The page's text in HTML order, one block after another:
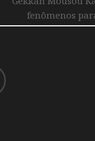
fenômenos